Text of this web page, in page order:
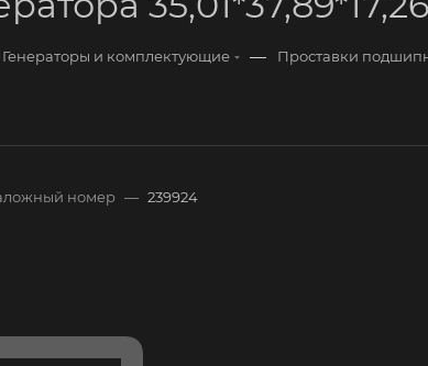
Генераторы и комплектующие — Проставки
номер — 239924